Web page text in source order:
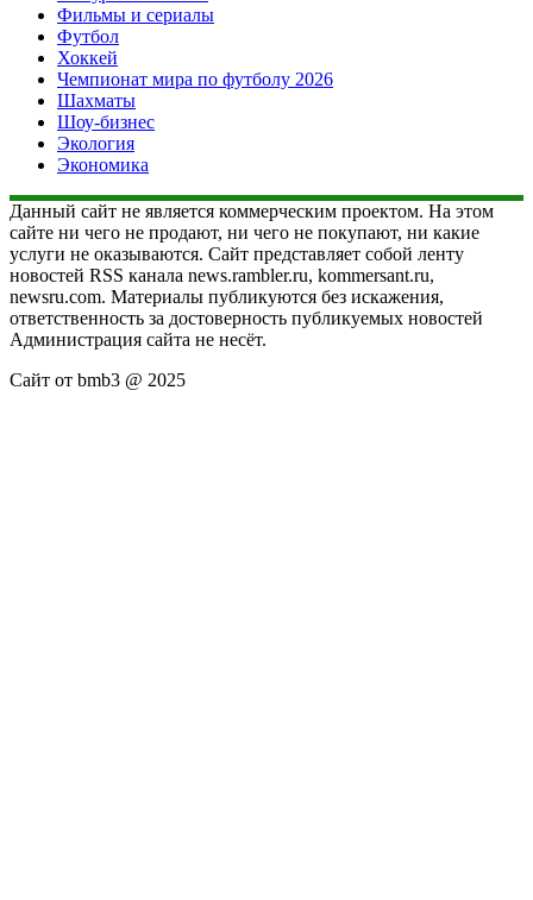
Фильмы и сериалы
Футбол
Хоккей
Чемпионат мира по футболу 2026
Шахматы
Шоу-бизнес
Экология
Экономика
Данный сайт не является коммерческим проектом. На этом
сайте ни чего не продают, ни чего не покупают, ни какие
услуги не оказываются. Сайт представляет собой ленту
новостей RSS канала news.rambler.ru, kommersant.ru,
newsru.com. Материалы публикуются без искажения,
ответственность за достоверность публикуемых новостей
Администрация сайта не несёт.
Сайт от bmb3 @ 2025